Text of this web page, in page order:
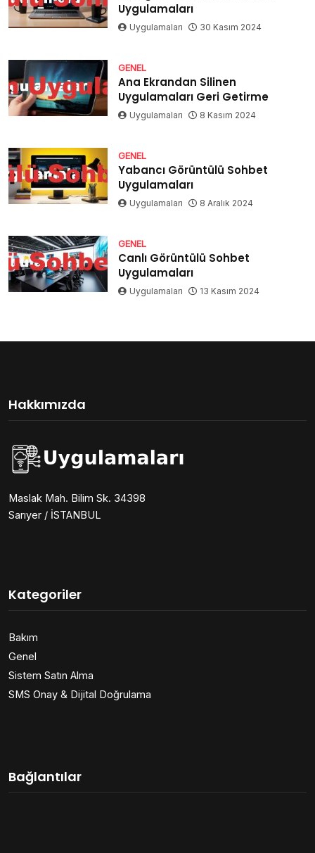
Uygulamaları
Uygulamaları 30 Kasım 2024
GENEL
Ana Ekrandan Silinen
Uygulamaları Geri Getirme
Uygulamaları 8 Kasım 2024
GENEL
Yabancı Görüntülü Sohbet
Uygulamaları
Uygulamaları 8 Aralık 2024
GENEL
Canlı Görüntülü Sohbet
Uygulamaları
Uygulamaları 13 Kasım 2024
Hakkımızda
Maslak Mah. Bilim Sk. 34398
Sarıyer / İSTANBUL
Kategoriler
Bakım
Genel
Sistem Satın Alma
SMS Onay & Dijital Doğrulama
Bağlantılar